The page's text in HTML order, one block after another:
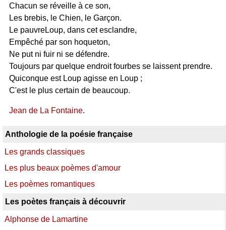
Chacun se réveille à ce son,
Les brebis, le Chien, le Garçon.
Le pauvreLoup, dans cet esclandre,
Empêché par son hoqueton,
Ne put ni fuir ni se défendre.
Toujours par quelque endroit fourbes se laissent prendre.
Quiconque est Loup agisse en Loup ;
C'est le plus certain de beaucoup.
Jean de La Fontaine.
Anthologie de la poésie française
Les grands classiques
Les plus beaux poèmes d'amour
Les poèmes romantiques
Les poètes français à découvrir
Alphonse de Lamartine